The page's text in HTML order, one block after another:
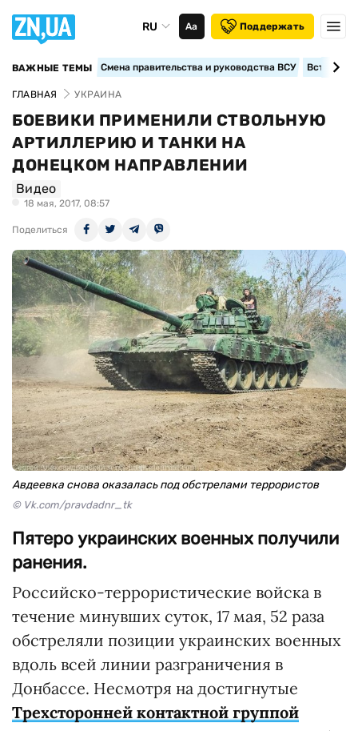
RU Аа Поддержать
ВАЖНЫЕ ТЕМЫ Смена правительства и руководства ВСУ
ГЛАВНАЯ УКРАИНА
БОЕВИКИ ПРИМЕНИЛИ СТВОЛЬНУЮ
АРТИЛЛЕРИЮ И ТАНКИ НА
ДОНЕЦКОМ НАПРАВЛЕНИИ
Видео
18 мая, 2017, 08:57
Поделиться
Авдеевка снова оказалась под обстрелами террористов
© Vk.com/pravdadnr_tk
Пятеро украинских военных получили
ранения.
Российско-террористические войска в
течение минувших суток, 17 мая, 52 раза
обстреляли позиции украинских военных
вдоль всей линии разграничения в
Донбассе. Несмотря на достигнутые
Трехсторонней контактной группой